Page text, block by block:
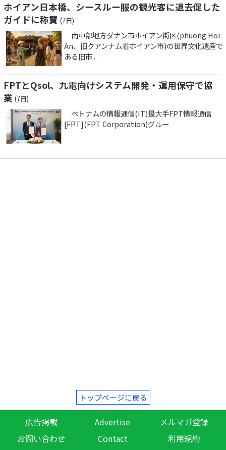
ホイアン日本橋、シースルー服の観光客に退去促した
ガイドに称賛 (7日)
南中部地方ダナン市ホイアン街区(phuong Hoi
An、旧クアンナム省ホイアン市)の世界文化遺産で
ある旧市...
FPTとQsol、九電向けシステム開発・運用保守で協
業 (7日)
ベトナムの情報通信(IT)最大手FPT情報通信
[FPT](FPT Corporation)グルー
トップページに戻る
広告掲載 Advertise
メルマガ登録
お問い合わせ
Contact
利用規約